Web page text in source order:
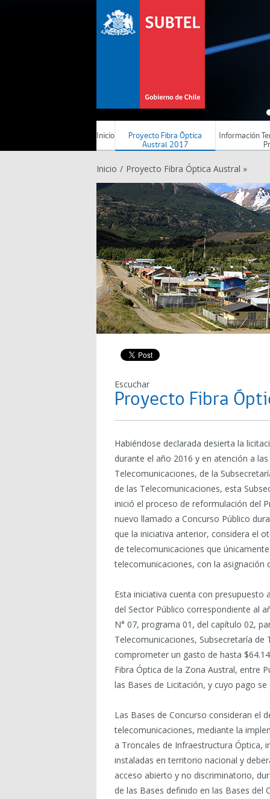
Inicio
Proyecto Fibra Óptica
Austral 2017
Información
Inicio / Proyecto Fibra Óptica Austral »
Escuchar
Proyecto Fibra
Habiéndose declarada desierta la
durante el año 2016 y en atención a
Telecomunicaciones, de la
de las Telecomunicaciones, esta
inició el proceso de reformulación del
nuevo llamado a Concurso Público
que la iniciativa anterior, considera el
de telecomunicaciones que
telecomunicaciones, con la asignación
Esta iniciativa cuenta con presupuesto
del Sector Público correspondiente al
N° 07, programa 01, del capítulo 02,
Telecomunicaciones, Subsecretaría
comprometer un gasto de hasta
Fibra Óptica de la Zona Austral, entre
las Bases de Licitación, y cuyo pago
Las Bases de Concurso consideran el
telecomunicaciones, mediante la
a Troncales de Infraestructura Óptica,
instaladas en territorio nacional y
acceso abierto y no discriminatorio,
de las Bases definido en las Bases del